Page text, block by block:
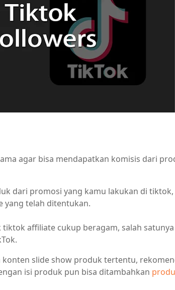
agar bisa mendapatkan komisis dari
dari promosi yang kamu lakukan di tiktok,
yang telah ditentukan.
affiliate cukup beragam, salah satunya
konten slide show produk tertentu,
isi produk pun bisa ditambahkan